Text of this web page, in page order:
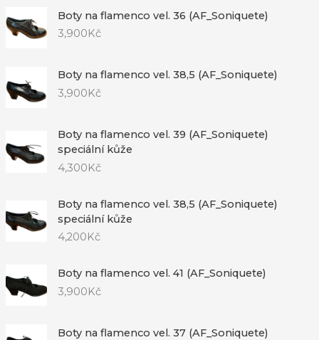
Boty na flamenco vel. 36 (AF_Soniquete)
3,900 Kč
Boty na flamenco vel. 38,5 (AF_Soniquete)
3,900Kč
Boty na flamenco vel. 39 (AF_Soniquete)
speciální kůže
4,300Kč
Boty na flamenco vel. 38,5 (AF_Soniquete)
speciální kůže
4,200 Kč
Boty na flamenco vel. 41 (AF_Soniquete)
3,900Kč
Boty na flamenco vel. 37 (AF_Soniquete)